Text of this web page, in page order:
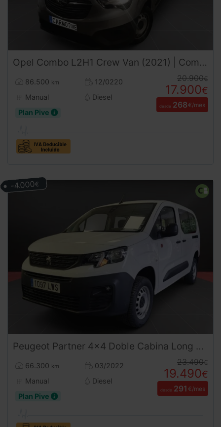
Opel Combo L2H1 Crew Van (2021) | Combi Pasajeros | Doble Puerta Lateral | Desde 273€/mes
86.500 km
12/0220
Manual
Diesel
Plan Pive
20.900€
17.900€
desde 268€/mes
Peugeot Partner 4x4 Doble Cabina Long Combi 5 Plazas (2022) | Desde 291€/mes
66.300 km
03/2022
Manual
Diesel
Plan Pive
23.490€
19.490€
desde 291 €/mes
-4.000€